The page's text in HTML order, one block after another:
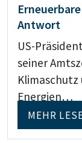
Antwort
US-
seiner
Klimaschutz
Energien…
MEHR